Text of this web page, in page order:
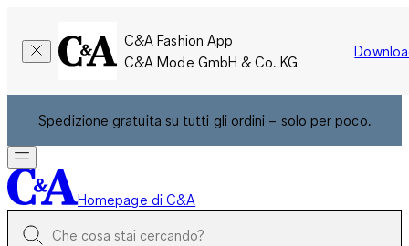
C&A Fashion App
C&A Mode GmbH & Co. KG
Spedizione gratuita su tutti gli ordini – solo per poco.
Homepage di C&A